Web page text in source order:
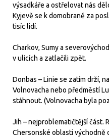
výsadkáře a ostřelovat nás
Kyjevě se k domobraně za
tisíc lidí.
Charkov, Sumy a
v ulicích a zatlačili zpět.
Donbas – Linie se zatím drží,
Volnovacha nebo předměstí
stáhnout. (Volnovacha byla
Jih – nejproblematičtější část.
Chersonské oblasti východně